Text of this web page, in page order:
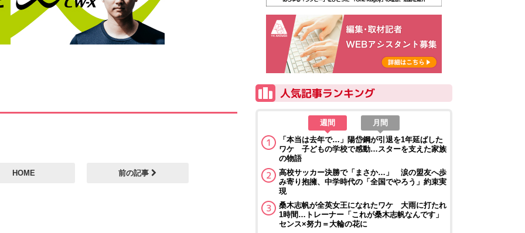
HOME 前の記事
週間
月間
「本当は去年で…」陽岱鋼が引退を1年延ばした
ワケ 子どもの学校で感動…スターを支えた家族
の物語
高校サッカー決勝で「まさか…」 涙の盟友へ歩
み寄り抱擁、中学時代の「全国でやろう」約束実
現
桑木志帆が全英女王になれたワケ 大雨に打たれ
1時間…トレーナー「これが桑木志帆なんです」
センス×努力＝大輪の花に